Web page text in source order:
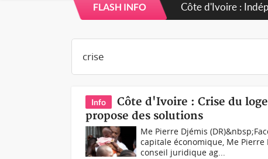
FLASH INFO
Sierra Leone : Un
Info
Côte d'Ivoire : Crise du
propose des solutions
Me Pierre Djémis
capitale économique, Me
conseil juridique ag...